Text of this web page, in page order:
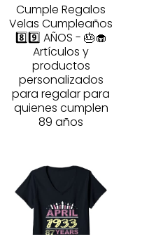
Cumple Regalos
Velas Cumpleaños
8️⃣9️⃣ AÑOS - 🎂🧁
Artículos y
productos
personalizados
para regalar para
quienes cumplen
89 años